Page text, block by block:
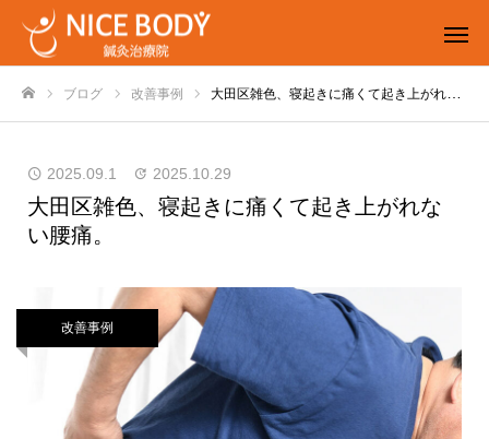
ブログ 改善事例 大田区雑色、寝起きに痛くて起き上がれない腰痛。
2025.09.1 2025.10.29
大田区雑色、寝起きに痛くて起き上がれな
い腰痛。
改善事例